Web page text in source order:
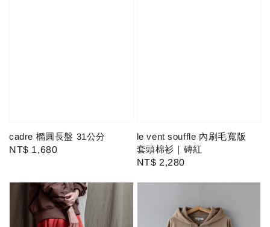
cadre 橢圓長盤 31公分
Regular
NT$ 1,680
le vent souffle 內刷毛寬版
套頭棉衫｜磚紅
Regular
NT$ 2,280